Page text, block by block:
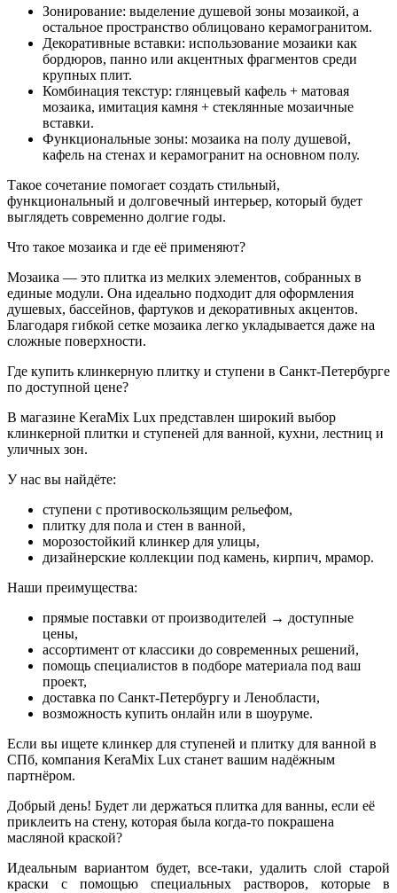
Зонирование: выделение душевой зоны мозаикой, а
остальное пространство облицовано керамогранитом.
Декоративные вставки: использование мозаики как
бордюров, панно или акцентных фрагментов среди
крупных плит.
Комбинация текстур: глянцевый кафель + матовая
мозаика, имитация камня + стеклянные мозаичные
вставки.
Функциональные зоны: мозаика на полу душевой,
кафель на стенах и керамогранит на основном полу.
Такое сочетание помогает создать стильный,
функциональный и долговечный интерьер, который будет
выглядеть современно долгие годы.
Что такое мозаика и где её применяют?
Мозаика — это плитка из мелких элементов, собранных в
единые модули. Она идеально подходит для оформления
душевых, бассейнов, фартуков и декоративных акцентов.
Благодаря гибкой сетке мозаика легко укладывается даже на
сложные поверхности.
Где купить клинкерную плитку и ступени в Санкт-Петербурге
по доступной цене?
В магазине KeraMix Lux представлен широкий выбор
клинкерной плитки и ступеней для ванной, кухни, лестниц и
уличных зон.
У нас вы найдёте:
ступени с противоскользящим рельефом,
плитку для пола и стен в ванной,
морозостойкий клинкер для улицы,
дизайнерские коллекции под камень, кирпич, мрамор.
Наши преимущества:
прямые поставки от производителей → доступные
цены,
ассортимент от классики до современных решений,
помощь специалистов в подборе материала под ваш
проект,
доставка по Санкт-Петербургу и Ленобласти,
возможность купить онлайн или в шоуруме.
Если вы ищете клинкер для ступеней и плитку для ванной в
СПб, компания KeraMix Lux станет вашим надёжным
партнёром.
Добрый день! Будет ли держаться плитка для ванны, если её
приклеить на стену, которая была когда-то покрашена
масляной краской?
Идеальным вариантом будет, все-таки, удалить слой старой
краски с помощью специальных растворов, которые в